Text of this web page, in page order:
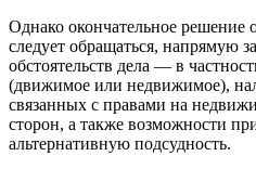
Однако окончательное решение
следует обращаться, напрямую
обстоятельств дела — в
(движимое или недвижимое),
связанных с правами на
сторон, а также возможности
альтернативную подсудность.